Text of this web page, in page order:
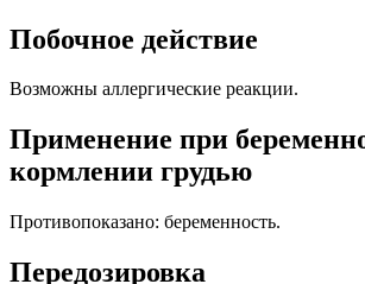
Побочное действие
Возможны аллергические реакции.
Применение при
кормлении грудью
Противопоказано: беременность.
Передозировка